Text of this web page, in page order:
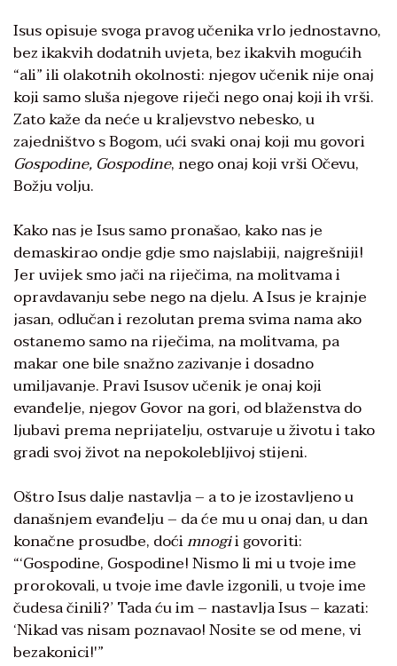
Isus opisuje svoga pravog učenika vrlo jednostavno,
bez ikakvih dodatnih uvjeta, bez ikakvih mogućih
“ali” ili olakotnih okolnosti: njegov učenik nije onaj
koji samo sluša njegove riječi nego onaj koji ih vrši.
Zato kaže da neće u kraljevstvo nebesko, u
zajedništvo s Bogom, ući svaki onaj koji mu govori
Gospodine, Gospodine, nego onaj koji vrši Očevu,
Božju volju.
Kako nas je Isus samo pronašao, kako nas je
demaskirao ondje gdje smo najslabiji, najgrešniji!
Jer uvijek smo jači na riječima, na molitvama i
opravdavanju sebe nego na djelu. A Isus je krajnje
jasan, odlučan i rezolutan prema svima nama ako
ostanemo samo na riječima, na molitvama, pa
makar one bile snažno zazivanje i dosadno
umiljavanje. Pravi Isusov učenik je onaj koji
evanđelje, njegov Govor na gori, od blaženstva do
ljubavi prema neprijatelju, ostvaruje u životu i tako
gradi svoj život na nepokolebljivoj stijeni.
Oštro Isus dalje nastavlja – a to je izostavljeno u
današnjem evanđelju – da će mu u onaj dan, u dan
konačne prosudbe, doćimnogii govoriti:
“‘Gospodine, Gospodine! Nismo li mi u tvoje ime
prorokovali, u tvoje ime đavle izgonili, u tvoje ime
čudesa činili?’ Tada ću im – nastavlja Isus – kazati:
‘Nikad vas nisam poznavao! Nosite se od mene, vi
bezakonici!'”